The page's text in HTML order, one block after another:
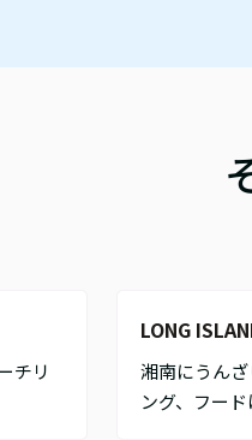
チリ
LONG
湘南にうん
ング、フー